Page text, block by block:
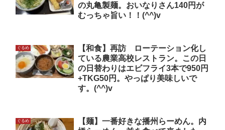
の丸亀製麺。おいなりさん140円が
むっちゃ旨い！！(^^)v
ぐるめ
【和食】再訪 ローテーション化し
ている農業高校レストラン。この日
の日替わりはエビフライ3本で950円
+TKG50円。やっぱり美味しいで
す。(^^)v
ぐるめ
【麺】一番好きな播州らーめん。内